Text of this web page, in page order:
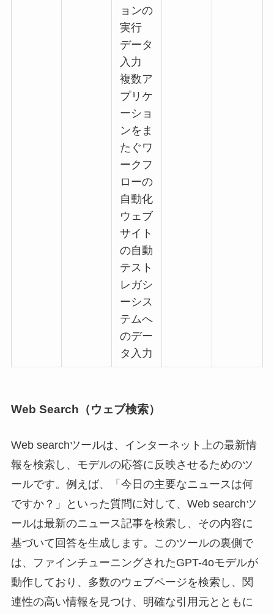
ョンの
実行
データ
入力
複数ア
プリケ
ーショ
ンをま
たぐワ
ークフ
ローの
自動化
ウェブ
サイト
の自動
テスト
レガシ
ーシス
テムへ
のデー
タ入力
Web Search（ウェブ検索）
Web searchツールは、インターネット上の最新情
報を検索し、モデルの応答に反映させるためのツ
ールです。例えば、「今日の主要なニュースは何
ですか？」といった質問に対して、Web searchツ
ールは最新のニュース記事を検索し、その内容に
基づいて回答を生成します。このツールの裏側で
は、ファインチューニングされたGPT-4oモデルが
動作しており、多数のウェブページを検索し、関
連性の高い情報を見つけ、明確な引用元とともに